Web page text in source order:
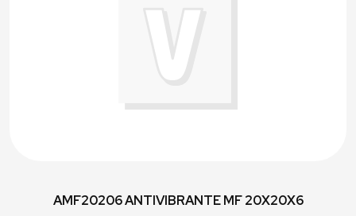
AMF20206 ANTIVIBRANTE MF 20X20X6